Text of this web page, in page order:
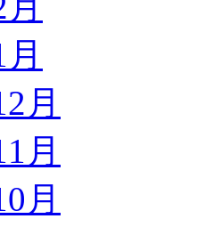
月
月
月